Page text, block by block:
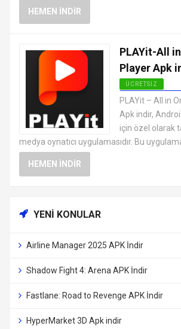
HEMEN İNDIR
PLAYit-All
Player Apk
ÜCRETSIZ
ANDROID VIDEO
DÜZENLEYICI
PLAYit – All in
Apk indir,
için özel olarak
medya oynatıcı uygulamasıdır. Bu
HEMEN İNDIR
YENI KONULAR
Airline Manager 2025 APK İndir
Shadow Fight 4: Arena APK İndir
Fastlane: Road to Revenge APK İndir
HyperMarket 3D Apk indir